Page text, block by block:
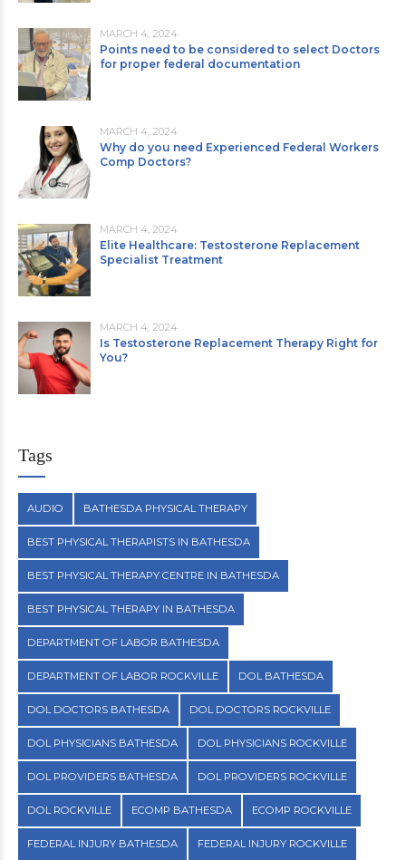
MARCH 4, 2024
Points need to be considered to select Doctors
for proper federal documentation
MARCH 4, 2024
Why do you need Experienced Federal Workers
Comp Doctors?
MARCH 4, 2024
Elite Healthcare: Testosterone Replacement
Specialist Treatment
MARCH 4, 2024
Is Testosterone Replacement Therapy Right for
You?
Tags
AUDIO BATHESDA PHYSICAL THERAPY
BEST PHYSICAL THERAPISTS IN BATHESDA
BEST PHYSICAL THERAPY CENTRE IN BATHESDA
BEST PHYSICAL THERAPY IN BATHESDA
DEPARTMENT OF LABOR BATHESDA
DEPARTMENT OF LABOR ROCKVILLE DOL BATHESDA
DOL DOCTORS BATHESDA DOL DOCTORS ROCKVILLE
DOL PHYSICIANS BATHESDA DOL PHYSICIANS ROCKVILLE
DOL PROVIDERS BATHESDA DOL PROVIDERS ROCKVILLE
DOL ROCKVILLE ECOMP BATHESDA ECOMP ROCKVILLE
FEDERAL INJURY BATHESDA FEDERAL INJURY ROCKVILLE